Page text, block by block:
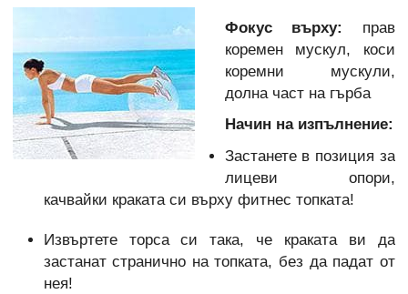
Фокус върху: прав
коремен мускул, коси
коремни мускули,
долна част на гърба
Начин на изпълнение:
Застанете в позиция за
лицеви опори,
качвайки краката си върху фитнес топката!
Извъртете торса си така, че краката ви да
застанат странично на топката, без да падат от
нея!